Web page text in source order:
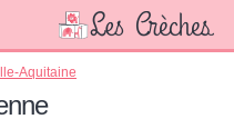
Aquitaine